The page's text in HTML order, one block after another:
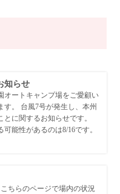
知らせ
オートキャンプ場をご愛顧い
す。 台風7号が発生し、本州
に関するお知らせです。
能性があるのは8/16です。
ちらのページで場内の状況